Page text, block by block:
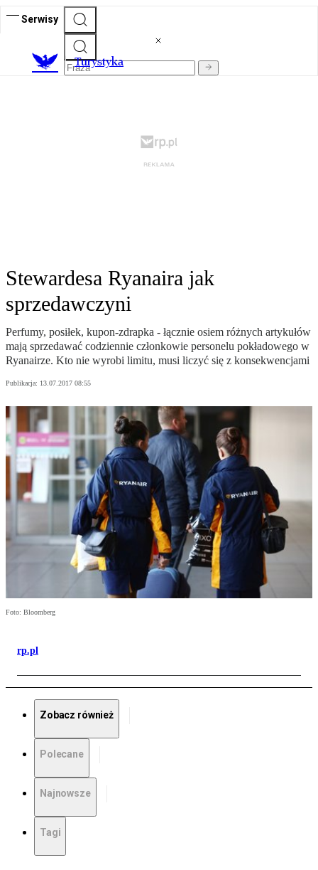
Serwisy
Turystyka
Stewardesa Ryanaira jak
sprzedawczyni
Perfumy, posiłek, kupon-zdrapka - łącznie osiem różnych artykułów
mają sprzedawać codziennie członkowie personelu pokładowego w
Ryanairze. Kto nie wyrobi limitu, musi liczyć się z konsekwencjami
Publikacja: 13.07.2017 08:55
Foto: Bloomberg
rp.pl
Zobacz również
Polecane
Najnowsze
Tagi